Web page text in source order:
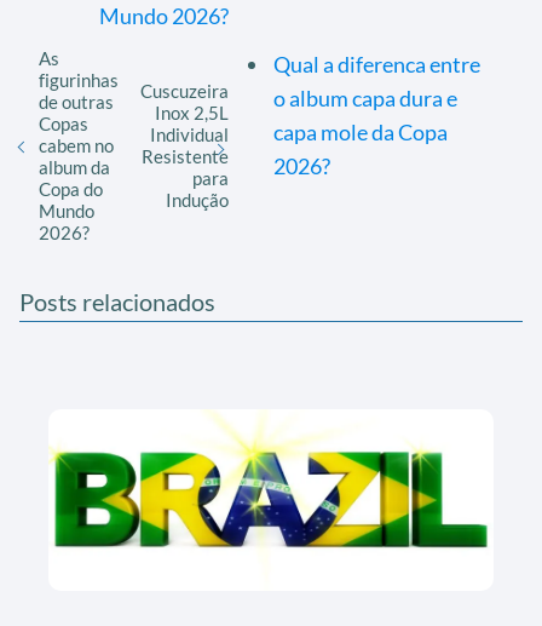
Mundo 2026?
Qual a diferenca entre
o album capa dura e
capa mole da Copa
2026?
As
figurinhas
de outras
Copas
cabem no
album da
Copa do
Mundo
2026?
Cuscuzeira
Inox 2,5L
Individual
Resistente
para
Indução
Posts relacionados